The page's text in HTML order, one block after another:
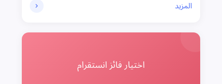
المزيد
اختيار فائز انستقرام